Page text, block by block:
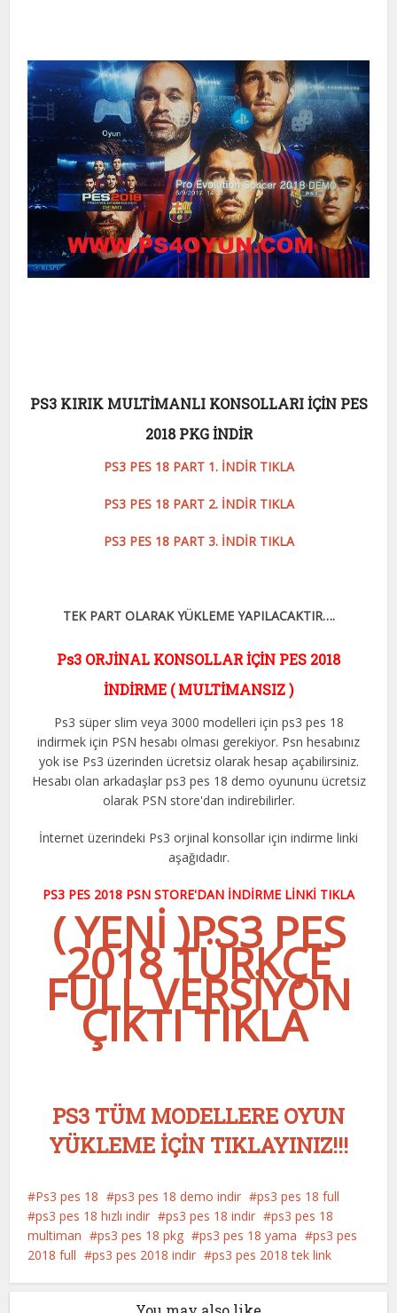
PS3 KIRIK MULTİMANLI KONSOLLARI İÇİN PES
2018 PKG İNDİR
PS3 PES 18 PART 1. İNDİR TIKLA
PS3 PES 18 PART 2. İNDİR TIKLA
PS3 PES 18 PART 3. İNDİR TIKLA
TEK PART OLARAK YÜKLEME YAPILACAKTIR….
Ps3 ORJİNAL KONSOLLAR İÇİN PES 2018
İNDİRME ( MULTİMANSIZ )
Ps3 süper slim veya 3000 modelleri için ps3 pes 18
indirmek için PSN hesabı olması gerekiyor. Psn hesabınız
yok ise Ps3 üzerinden ücretsiz olarak hesap açabilirsiniz.
Hesabı olan arkadaşlar ps3 pes 18 demo oyununu ücretsiz
olarak PSN store'dan indirebilirler.
İnternet üzerindeki Ps3 orjinal konsollar için indirme linki
aşağıdadır.
PS3 PES 2018 PSN STORE'DAN İNDİRME LİNKİ TIKLA
( YENİ )PS3 PES
2018 TÜRKÇE
FULL VERSİYON
ÇIKTI TIKLA
PS3 TÜM MODELLERE OYUN
YÜKLEME İÇİN TIKLAYINIZ!!!
Ps3 pes 18 ps3 pes 18 demo indir
ps3 pes 18 full
ps3 pes 18 hızlı indir
ps3 pes 18 indir
ps3 pes 18
multiman
ps3 pes 18 pkg ps3 pes 18 yama
ps3 pes
2018 full
ps3 pes 2018 indir ps3 pes 2018 tek link